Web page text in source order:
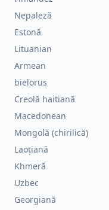
Nepaleză
Estonă
Lituanian
Armean
bielorus
Creolă haitiană
Macedonean
Mongolă (chirilică)
Laoțiană
Khmeră
Uzbec
Georgiană